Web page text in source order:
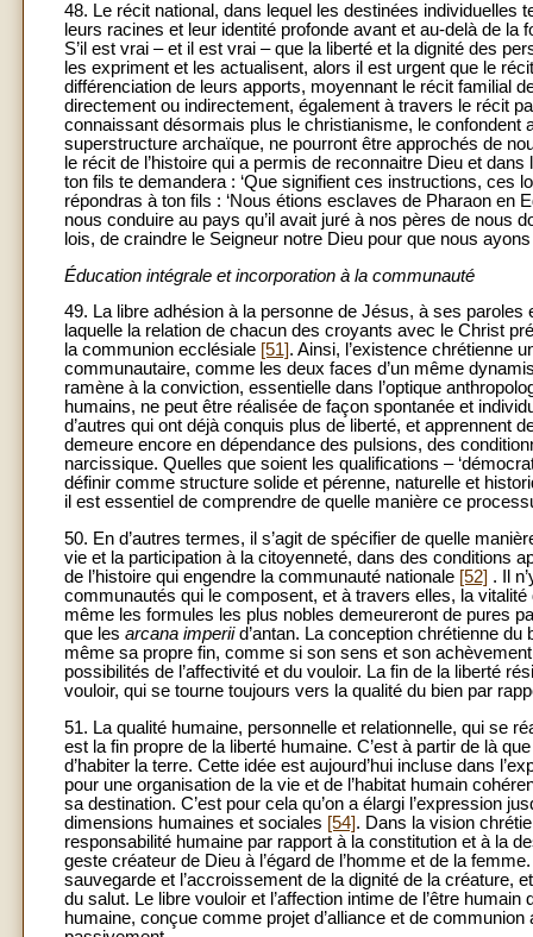
48. Le récit national, dans lequel les destinées individuelles
leurs racines et leur identité profonde avant et au-delà de la
S’il est vrai – et il est vrai – que la liberté et la dignité des
les expriment et les actualisent, alors il est urgent que le
différenciation de leurs apports, moyennant le récit familial
directement ou indirectement, également à travers le récit
connaissant désormais plus le christianisme, le confondent
superstructure archaïque, ne pourront être approchés de
le récit de l’histoire qui a permis de reconnaitre Dieu et
ton fils te demandera : ‘Que signifient ces instructions, ces
répondras à ton fils : ‘Nous étions esclaves de Pharaon en
nous conduire au pays qu’il avait juré à nos pères de nous
lois, de craindre le Seigneur notre Dieu pour que nous
Éducation intégrale et incorporation à la communauté
49. La libre adhésion à la personne de Jésus, à ses
laquelle la relation de chacun des croyants avec le Christ
la communion ecclésiale [51]. Ainsi, l’existence chrétienne
communautaire, comme les deux faces d’un même
ramène à la conviction, essentielle dans l’optique
humains, ne peut être réalisée de façon spontanée et
d’autres qui ont déjà conquis plus de liberté, et apprennent
demeure encore en dépendance des pulsions, des
narcissique. Quelles que soient les qualifications –
définir comme structure solide et pérenne, naturelle et
il est essentiel de comprendre de quelle manière ce
50. En d’autres termes, il s’agit de spécifier de quelle
vie et la participation à la citoyenneté, dans des conditions
de l’histoire qui engendre la communauté nationale [52] . Il
communautés qui le composent, et à travers elles, la
même les formules les plus nobles demeureront de pures
que les arcana imperiid’antan. La conception chrétienne du
même sa propre fin, comme si son sens et son
possibilités de l’affectivité et du vouloir. La fin de la liberté
vouloir, qui se tourne toujours vers la qualité du bien par
51. La qualité humaine, personnelle et relationnelle, qui se
est la fin propre de la liberté humaine. C’est à partir de là
d’habiter la terre. Cette idée est aujourd’hui incluse dans
pour une organisation de la vie et de l’habitat humain
sa destination. C’est pour cela qu’on a élargi l’expression
dimensions humaines et sociales [54]. Dans la vision
responsabilité humaine par rapport à la constitution et à la
geste créateur de Dieu à l’égard de l’homme et de la
sauvegarde et l’accroissement de la dignité de la créature,
du salut. Le libre vouloir et l’affection intime de l’être
humaine, conçue comme projet d’alliance et de